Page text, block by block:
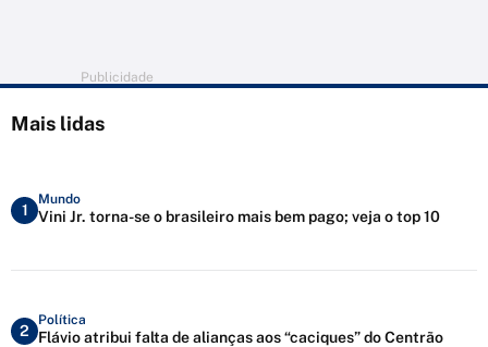
Publicidade
Mais lidas
1
Mundo
Vini Jr. torna-se o brasileiro mais bem pago; veja o top 10
2
Política
Flávio atribui falta de alianças aos “caciques” do Centrão